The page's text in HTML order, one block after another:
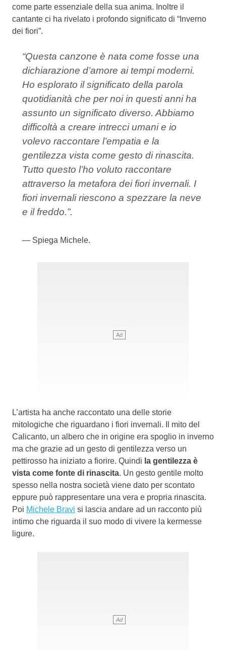
come parte essenziale della sua anima. Inoltre il
cantante ci ha rivelato i profondo significato di “Inverno
dei fiori”.
“Questa canzone è nata come fosse una
dichiarazione d’amore ai tempi moderni.
Ho esplorato il significato della parola
quotidianità che per noi in questi anni ha
assunto un significato diverso. Abbiamo
difficoltà a creare intrecci umani e io
volevo raccontare l’empatia e la
gentilezza vista come gesto di rinascita.
Tutto questo l’ho voluto raccontare
attraverso la metafora dei fiori invernali. I
fiori invernali riescono a spezzare la neve
e il freddo.”.
Spiega Michele.
L’artista ha anche raccontato una delle storie
mitologiche che riguardano i fiori invernali. Il mito del
Calicanto, un albero che in origine era spoglio in inverno
ma che grazie ad un gesto di gentilezza verso un
pettirosso ha iniziato a fiorire. Quindi la gentilezza è
vista come fonte di rinascita. Un gesto gentile molto
spesso nella nostra società viene dato per scontato
eppure può rappresentare una vera e propria rinascita.
Poi Michele Bravi si lascia andare ad un racconto più
intimo che riguarda il suo modo di vivere la kermesse
ligure.